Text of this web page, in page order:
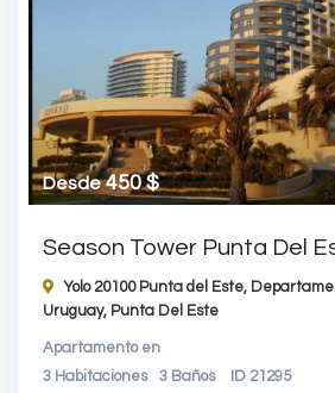
Desde450 $
Season Tower Punta Del
Yolo 20100 Punta del Este,
Uruguay, Punta Del Este
Apartamentoen
3 Habitaciones 3 Baños ID 21295